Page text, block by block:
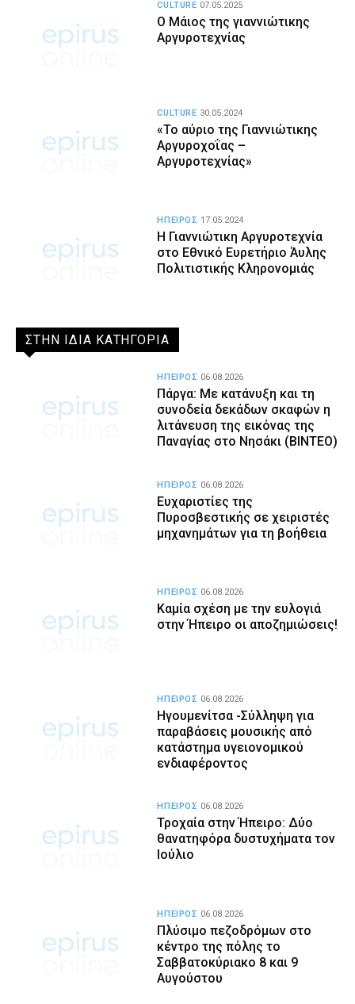
Ο Μάιος της γιαννιώτικης
Αργυροτεχνίας
CULTURE 07.05.2025
«Το αύριο της Γιαννιώτικης
Αργυροχοΐας –
Αργυροτεχνίας»
CULTURE 30.05.2024
Η Γιαννιώτικη Αργυροτεχνία
στο Εθνικό Ευρετήριο Άυλης
Πολιτιστικής Κληρονομιάς
ΗΠΕΙΡΟΣ 17.05.2024
ΣΤΗΝ ΙΔΙΑ ΚΑΤΗΓΟΡΙΑ
Πάργα: Με κατάνυξη και τη
συνοδεία δεκάδων σκαφών η
λιτάνευση της εικόνας της
Παναγίας στο Νησάκι (BINTEO)
ΗΠΕΙΡΟΣ 06.08.2026
Ευχαριστίες της
Πυροσβεστικής σε χειριστές
μηχανημάτων για τη βοήθεια
ΗΠΕΙΡΟΣ 06.08.2026
Καμία σχέση με την ευλογιά
στην Ήπειρο οι αποζημιώσεις!
ΗΠΕΙΡΟΣ 06.08.2026
Ηγουμενίτσα -Σύλληψη για
παραβάσεις μουσικής από
κατάστημα υγειονομικού
ενδιαφέροντος
ΗΠΕΙΡΟΣ 06.08.2026
Τροχαία στην Ήπειρο: Δύο
θανατηφόρα δυστυχήματα τον
Ιούλιο
ΗΠΕΙΡΟΣ 06.08.2026
Πλύσιμο πεζοδρόμων στο
κέντρο της πόλης το
Σαββατοκύριακο 8 και 9
Αυγούστου
ΗΠΕΙΡΟΣ 06.08.2026